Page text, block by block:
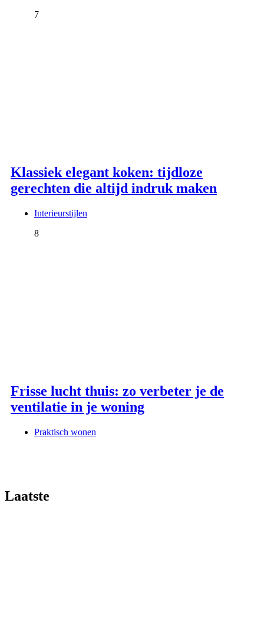
7
Klassiek elegant koken: tijdloze
gerechten die altijd indruk maken
Interieurstijlen
8
Frisse lucht thuis: zo verbeter je de
ventilatie in je woning
Praktisch wonen
Laatste